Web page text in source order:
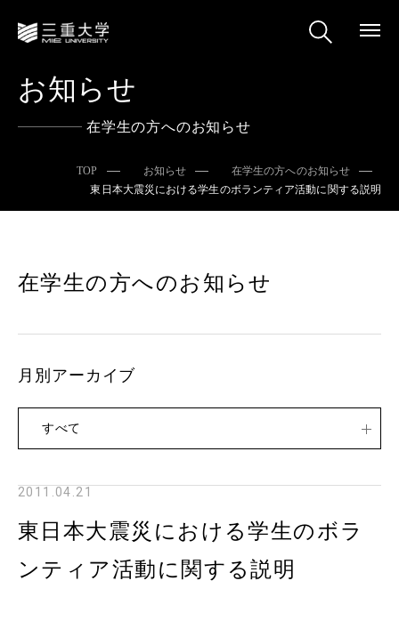
お知らせ
在学生の方へのお知らせ
TOP お知らせ
在学生の方へのお知らせ
東日本大震災における学生のボランティア活動に関する説明
2011.04.21
東日本大震災における学生のボラ
ンティア活動に関する説明
在学生の方へのお知らせ
月別アーカイブ
すべて